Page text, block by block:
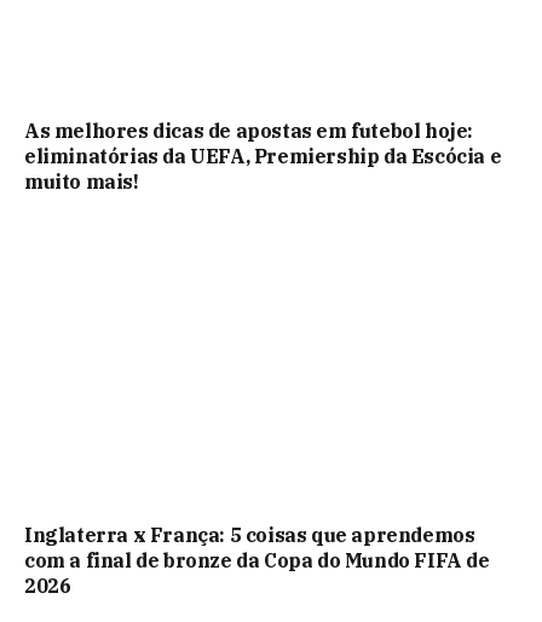
As melhores dicas de apostas em futebol hoje:
eliminatórias da UEFA, Premiership da Escócia e
muito mais!
Inglaterra x França: 5 coisas que aprendemos
com a final de bronze da Copa do Mundo FIFA de
2026